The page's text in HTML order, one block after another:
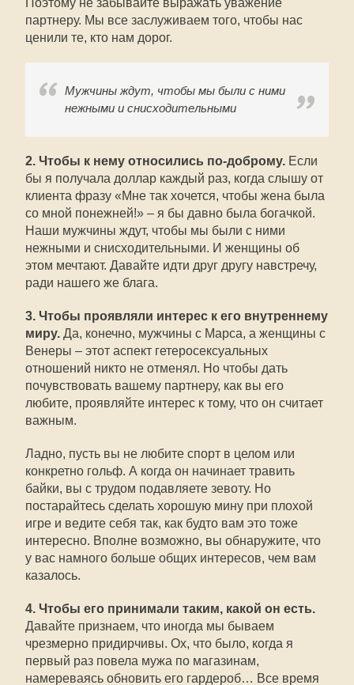
Поэтому не забывайте выражать уважение
партнеру. Мы все заслуживаем того, чтобы нас
ценили те, кто нам дорог.
Мужчины ждут, чтобы мы были с ними
нежными и снисходительными
2. Чтобы к нему относились по-доброму. Если
бы я получала доллар каждый раз, когда слышу от
клиента фразу «Мне так хочется, чтобы жена была
со мной понежней!» – я бы давно была богачкой.
Наши мужчины ждут, чтобы мы были с ними
нежными и снисходительными. И женщины об
этом мечтают. Давайте идти друг другу навстречу,
ради нашего же блага.
3. Чтобы проявляли интерес к его внутреннему
миру. Да, конечно, мужчины с Марса, а женщины с
Венеры – этот аспект гетеросексуальных
отношений никто не отменял. Но чтобы дать
почувствовать вашему партнеру, как вы его
любите, проявляйте интерес к тому, что он считает
важным.
Ладно, пусть вы не любите спорт в целом или
конкретно гольф. А когда он начинает травить
байки, вы с трудом подавляете зевоту. Но
постарайтесь сделать хорошую мину при плохой
игре и ведите себя так, как будто вам это тоже
интересно. Вполне возможно, вы обнаружите, что
у вас намного больше общих интересов, чем вам
казалось.
4. Чтобы его принимали таким, какой он есть.
Давайте признаем, что иногда мы бываем
чрезмерно придирчивы. Ох, что было, когда я
первый раз повела мужа по магазинам,
намереваясь обновить его гардероб… Все время